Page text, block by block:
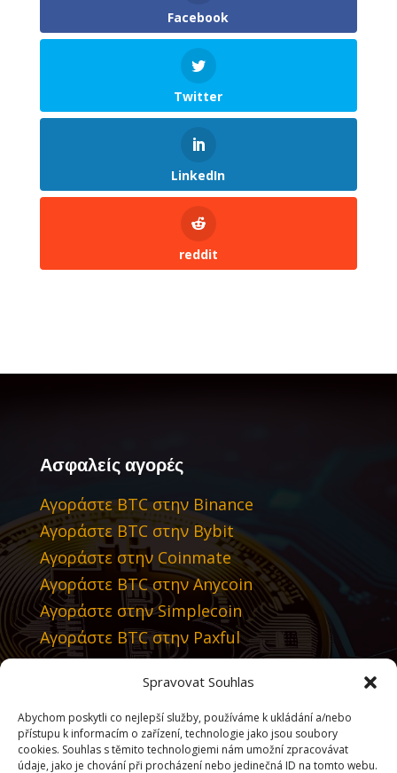
Spravovat Souhlas
Abychom poskytli co nejlepší služby, používáme k ukládání a/nebo
přístupu k informacím o zařízení, technologie jako jsou soubory
cookies. Souhlas s těmito technologiemi nám umožní zpracovávat
údaje, jako je chování při procházení nebo jedinečná ID na tomto webu.
Facebook
Twitter
LinkedIn
reddit
Ασφαλείς αγορές
Αγοράστε BTC στην Binance
Αγοράστε BTC στην Bybit
Αγοράστε στην Coinmate
Αγοράστε BTC στην Anycoin
Αγοράστε στην Simplecoin
Αγοράστε BTC στην Paxful
Tradingview